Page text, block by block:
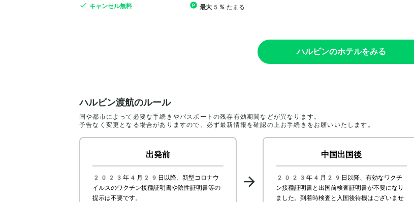
キャンセル無料
最大5% たまる
ハルビンのホテルをみる
ハルビン渡航のルール
国や都市によって必要な手続きやパスポートの残存有効期間などが異なります。
予告なく変更となる場合がありますので、必ず最新情報を確認の上お手続きをお願いいたします。
出発前
2023年4月29日以降、新型コロナウ
イルスのワクチン接種証明書や陰性証明書等の
提示は不要です。
中国出国後
2023年4月29日以降、有効なワクチ
ン接種証明書と出国前検査証明書が不要になり
ました。到着時検査と入国後待機はございませ